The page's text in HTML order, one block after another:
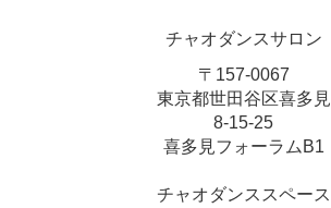
チャオダンスサロン
〒157-0067
東京都世田谷区喜多見
8-15-25
喜多見フォーラムB1
チャオダンススペース